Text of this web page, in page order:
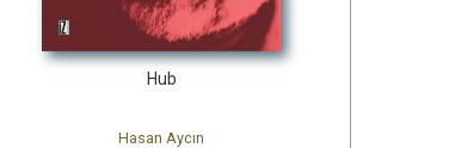
Hub
Hasan Aycın